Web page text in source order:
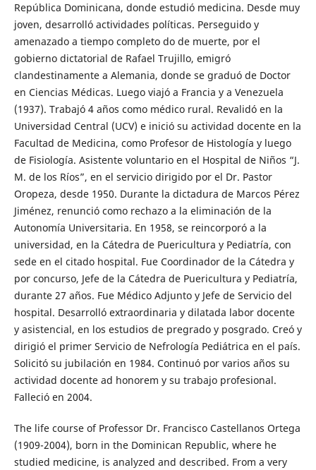
República Dominicana, donde estudió medicina. Desde muy
joven, desarrolló actividades políticas. Perseguido y
amenazado a tiempo completo do de muerte, por el
gobierno dictatorial de Rafael Trujillo, emigró
clandestinamente a Alemania, donde se graduó de Doctor
en Ciencias Médicas. Luego viajó a Francia y a Venezuela
(1937). Trabajó 4 años como médico rural. Revalidó en la
Universidad Central (UCV) e inició su actividad docente en la
Facultad de Medicina, como Profesor de Histología y luego
de Fisiología. Asistente voluntario en el Hospital de Niños “J.
M. de los Ríos”, en el servicio dirigido por el Dr. Pastor
Oropeza, desde 1950. Durante la dictadura de Marcos Pérez
Jiménez, renunció como rechazo a la eliminación de la
Autonomía Universitaria. En 1958, se reincorporó a la
universidad, en la Cátedra de Puericultura y Pediatría, con
sede en el citado hospital. Fue Coordinador de la Cátedra y
por concurso, Jefe de la Cátedra de Puericultura y Pediatría,
durante 27 años. Fue Médico Adjunto y Jefe de Servicio del
hospital. Desarrolló extraordinaria y dilatada labor docente
y asistencial, en los estudios de pregrado y posgrado. Creó y
dirigió el primer Servicio de Nefrología Pediátrica en el país.
Solicitó su jubilación en 1984. Continuó por varios años su
actividad docente ad honorem y su trabajo profesional.
Falleció en 2004.
The life course of Professor Dr. Francisco Castellanos Ortega
(1909-2004), born in the Dominican Republic, where he
studied medicine, is analyzed and described. From a very